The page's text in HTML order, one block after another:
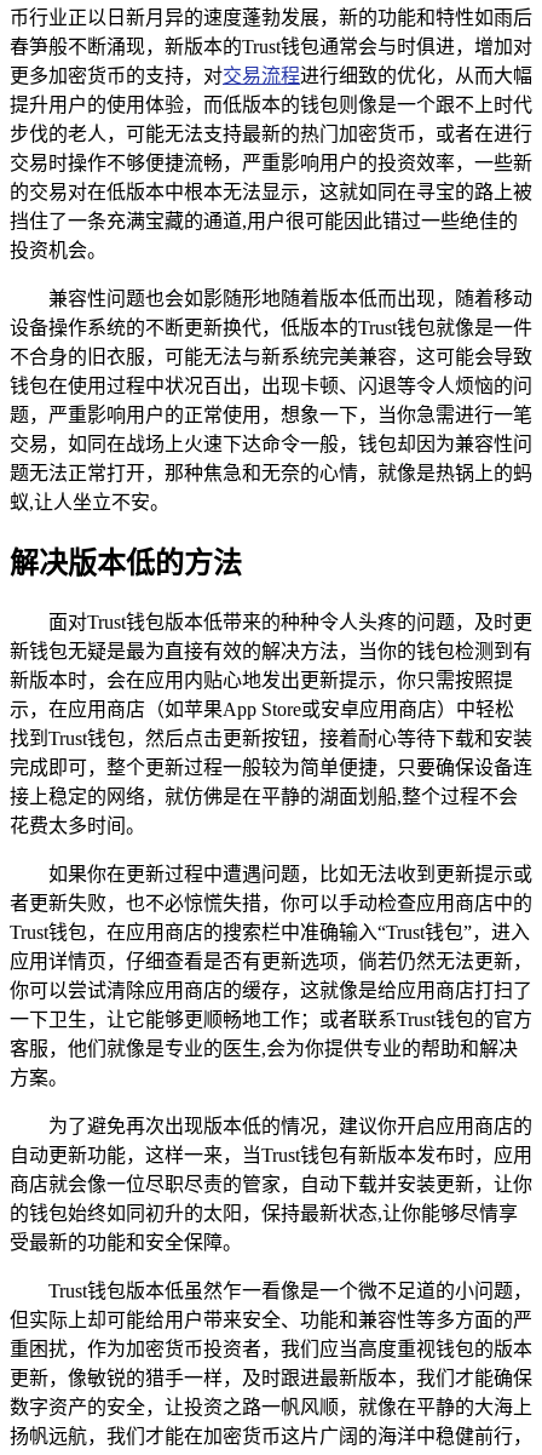
币行业正以日新月异的速度蓬勃发展，新的功能和特性如雨后
春笋般不断涌现，新版本的Trust钱包通常会与时俱进，增加对
更多加密货币的支持，对交易流程进行细致的优化，从而大幅
提升用户的使用体验，而低版本的钱包则像是一个跟不上时代
步伐的老人，可能无法支持最新的热门加密货币，或者在进行
交易时操作不够便捷流畅，严重影响用户的投资效率，一些新
的交易对在低版本中根本无法显示，这就如同在寻宝的路上被
挡住了一条充满宝藏的通道,用户很可能因此错过一些绝佳的
投资机会。
兼容性问题也会如影随形地随着版本低而出现，随着移动
设备操作系统的不断更新换代，低版本的Trust钱包就像是一件
不合身的旧衣服，可能无法与新系统完美兼容，这可能会导致
钱包在使用过程中状况百出，出现卡顿、闪退等令人烦恼的问
题，严重影响用户的正常使用，想象一下，当你急需进行一笔
交易，如同在战场上火速下达命令一般，钱包却因为兼容性问
题无法正常打开，那种焦急和无奈的心情，就像是热锅上的蚂
蚁,让人坐立不安。
解决版本低的方法
面对Trust钱包版本低带来的种种令人头疼的问题，及时更
新钱包无疑是最为直接有效的解决方法，当你的钱包检测到有
新版本时，会在应用内贴心地发出更新提示，你只需按照提
示，在应用商店（如苹果App Store或安卓应用商店）中轻松
找到Trust钱包，然后点击更新按钮，接着耐心等待下载和安装
完成即可，整个更新过程一般较为简单便捷，只要确保设备连
接上稳定的网络，就仿佛是在平静的湖面划船,整个过程不会
花费太多时间。
如果你在更新过程中遭遇问题，比如无法收到更新提示或
者更新失败，也不必惊慌失措，你可以手动检查应用商店中的
Trust钱包，在应用商店的搜索栏中准确输入“Trust钱包”，进入
应用详情页，仔细查看是否有更新选项，倘若仍然无法更新，
你可以尝试清除应用商店的缓存，这就像是给应用商店打扫了
一下卫生，让它能够更顺畅地工作；或者联系Trust钱包的官方
客服，他们就像是专业的医生,会为你提供专业的帮助和解决
方案。
为了避免再次出现版本低的情况，建议你开启应用商店的
自动更新功能，这样一来，当Trust钱包有新版本发布时，应用
商店就会像一位尽职尽责的管家，自动下载并安装更新，让你
的钱包始终如同初升的太阳，保持最新状态,让你能够尽情享
受最新的功能和安全保障。
Trust钱包版本低虽然乍一看像是一个微不足道的小问题，
但实际上却可能给用户带来安全、功能和兼容性等多方面的严
重困扰，作为加密货币投资者，我们应当高度重视钱包的版本
更新，像敏锐的猎手一样，及时跟进最新版本，我们才能确保
数字资产的安全，让投资之路一帆风顺，就像在平静的大海上
扬帆远航，我们才能在加密货币这片广阔的海洋中稳健前行，